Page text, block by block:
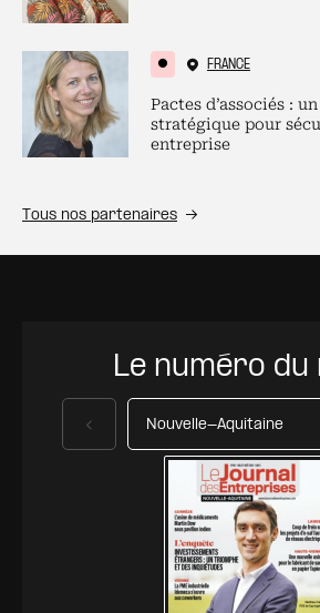
FRANCE
Pactes d’associés :
stratégique pour
entreprise
Tous nos partenaires
Le numéro du
Précédent